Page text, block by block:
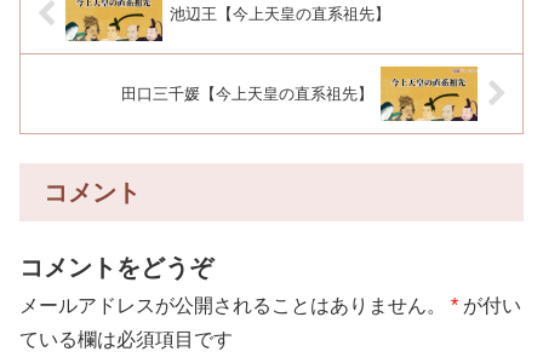
池辺王【今上天皇の直系祖先】
田口三千媛【今上天皇の直系祖先】
コメント
コメントをどうぞ
メールアドレスが公開されることはありません。 * が付い
ている欄は必須項目です